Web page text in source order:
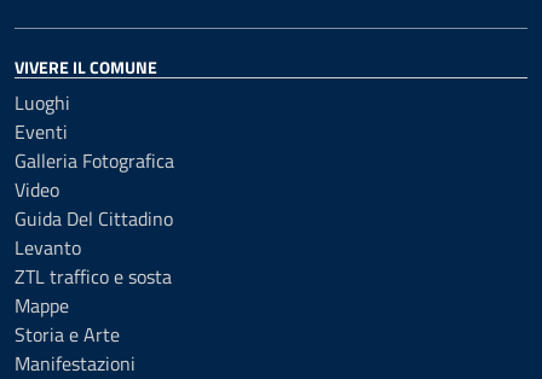
VIVERE IL COMUNE
Luoghi
Eventi
Galleria Fotografica
Video
Guida Del Cittadino
Levanto
ZTL traffico e sosta
Mappe
Storia e Arte
Manifestazioni